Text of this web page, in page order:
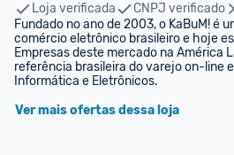
Loja verificada
CNPJ verificado
Fundado no ano de 2003, o KaBuM! é
comércio eletrônico brasileiro e hoje
Empresas deste mercado na América
referência brasileira do varejo on-line
Informática e Eletrônicos.
Ver mais ofertas dessa loja